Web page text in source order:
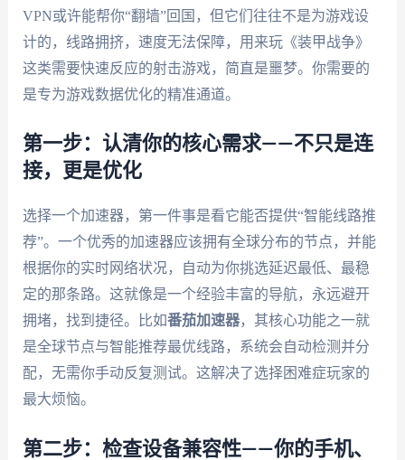
VPN或许能帮你“翻墙”回国，但它们往往不是为游戏设
计的，线路拥挤，速度无法保障，用来玩《装甲战争》
这类需要快速反应的射击游戏，简直是噩梦。你需要的
是专为游戏数据优化的精准通道。
第一步：认清你的核心需求——不只是连
接，更是优化
选择一个加速器，第一件事是看它能否提供“智能线路推
荐”。一个优秀的加速器应该拥有全球分布的节点，并能
根据你的实时网络状况，自动为你挑选延迟最低、最稳
定的那条路。这就像是一个经验丰富的导航，永远避开
拥堵，找到捷径。比如番茄加速器，其核心功能之一就
是全球节点与智能推荐最优线路，系统会自动检测并分
配，无需你手动反复测试。这解决了选择困难症玩家的
最大烦恼。
第二步：检查设备兼容性——你的手机、